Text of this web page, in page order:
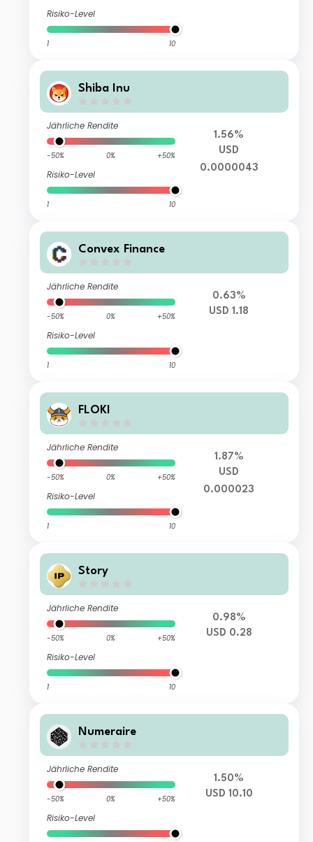
Risiko-Level
1 10
Shiba Inu
Jährliche Rendite
-50% 0% +50%
Risiko-Level
1 10
1.56%
USD
0.0000043
Convex Finance
Jährliche Rendite
-50% 0% +50%
Risiko-Level
1 10
0.63%
USD 1.18
FLOKI
Jährliche Rendite
-50% 0% +50%
Risiko-Level
1 10
1.87%
USD
0.000023
Story
Jährliche Rendite
-50% 0% +50%
Risiko-Level
1 10
0.98%
USD 0.28
Numeraire
Jährliche Rendite
-50% 0% +50%
Risiko-Level
1.50%
USD 10.10